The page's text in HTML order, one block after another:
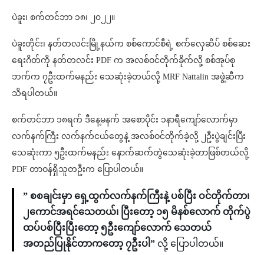
ပဲခူး၊ စက်တင်ဘာ ၁၈၊ ၂၀၂၂။
ပဲခူးတိုင်း၊ နတ်တလင်းမြို့နယ်က စစ်ကောင်စီရဲ့ စက်လှေဆိပ် စစ်ဆေး
ရေးဂိတ်ကို နတ်တလင်း PDF က အလစ်ဝင်တိုက်ခိုက်လို့ စစ်အုပ်စု
ဘက်က ၇ဦးထက်မနည်း သေဆုံးခဲ့တယ်လို့ MRF Nattalin အဖွဲ့ဆီက
သိရပါတယ်။
စက်တင်ဘာ ၁၈ရက် ဒီနေ့မနက် အစောပိုင်း ၁နာရီကျော်လောက်မှာ
လက်နက်ကြီး လက်နက်ငယ်တွေနဲ့ အလစ်ဝင်တိုက်ခဲ့လို့ ၂ဦးပွဲချင်းပြီး
သေဆုံးကာ ၅ဦးထက်မနည်း နောက်ဆက်တွဲသေဆုံးခဲ့တာဖြစ်တယ်လို့
PDF တာဝန်ရှိသူတဦးက ပြောပါတယ်။
” စစချင်းမှာ ရှေ့ထွက်လက်နက်ကြီးနဲ့ ပစ်ပြီး ဝင်တိုက်တာ၊
၂ကောင်အရင်သေတယ်၊ ပြီးတော့ ၁၅ မိနစ်လောက် တိုက်ပွဲ
ထပ်ပစ်ပြီးပြီးတော့ ၅ဦးကျော်လောက် သေတယ်
အတည်ပြုနိုင်တာကတော့ ၇ဦးပါ” လို့ ပြောပါတယ်။